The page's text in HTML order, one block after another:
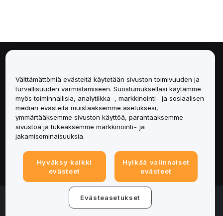
Palvelut
Tuki
Tuotteet
Lakiasiat
© 2025-2026 Bybit.eu. Kaikki oikeudet pidätetään.
Välttämättömiä evästeitä käytetään sivuston toimivuuden ja
turvallisuuden varmistamiseen. Suostumuksellasi käytämme
myös toiminnallisia, analytiikka-, markkinointi- ja sosiaalisen
median evästeitä muistaaksemme asetuksesi,
ymmärtääksemme sivuston käyttöä, parantaaksemme
sivustoa ja tukeaksemme markkinointi- ja
jakamisominaisuuksia.
Hyväksy kaikki
evästeet
Hylkää valinnaiset
evästeet
Evästeasetukset